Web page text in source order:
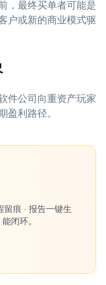
，最终买单者可能是
户或新的商业模式驱
件公司向重资产玩家
利路径。
留痕 · 报告一键生
闭环。